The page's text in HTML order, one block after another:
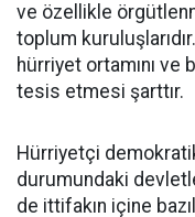
ve özellikle
toplum
hürriyet ortamını
tesis etmesi şarttır.
Hürriyetçi
durumundaki
de ittifakın içine